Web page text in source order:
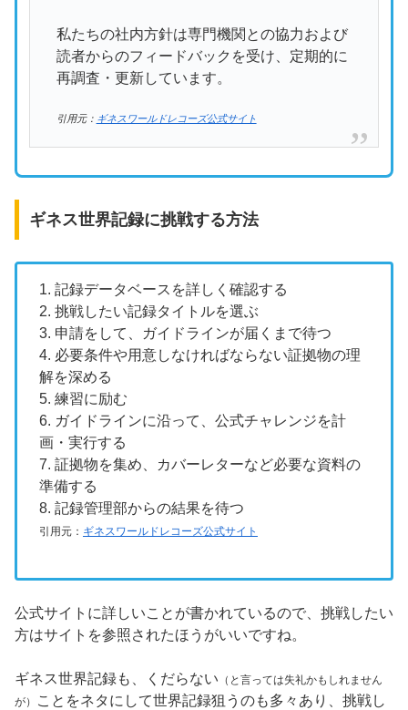
私たちの社内方針は専門機関との協力および
読者からのフィードバックを受け、定期的に
再調査・更新しています。
引用元： ギネスワールドレコーズ公式サイト
ギネス世界記録に挑戦する方法
1. 記録データベースを詳しく確認する
2. 挑戦したい記録タイトルを選ぶ
3. 申請をして、ガイドラインが届くまで待つ
4. 必要条件や用意しなければならない証拠物の理
解を深める
5. 練習に励む
6. ガイドラインに沿って、公式チャレンジを計
画・実行する
7. 証拠物を集め、カバーレターなど必要な資料の
準備する
8. 記録管理部からの結果を待つ
引用元： ギネスワールドレコーズ公式サイト
公式サイトに詳しいことが書かれているので、挑戦したい
方はサイトを参照されたほうがいいですね。
ギネス世界記録も、くだらない （と言っては失礼かもしれません
が）
ことをネタにして世界記録狙うのも多々あり、挑戦し